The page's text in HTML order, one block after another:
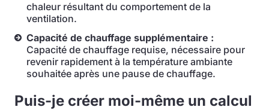
chaleur résultant du comportement de la
ventilation.
Capacité de chauffage supplémentaire :
Capacité de chauffage requise, nécessaire pour
revenir rapidement à la température ambiante
souhaitée après une pause de chauffage.
Puis-je créer moi-même un calcul